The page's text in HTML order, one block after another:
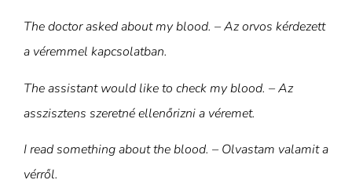
The doctor asked about my blood. – Az orvos kérdezett
a véremmel kapcsolatban.
The assistant would like to check my blood. – Az
asszisztens szeretné ellenőrizni a véremet.
I read something about the blood. – Olvastam valamit a
vérről.